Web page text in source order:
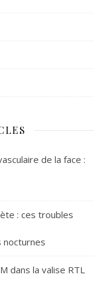
de la face :
: ces troubles
nocturnes
dans la valise RTL